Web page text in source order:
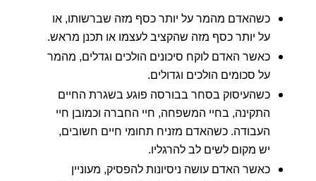
כשהאדם מהמר על יותר כסף מזה שברשותו, או
על יותר כסף מזה שהקציב לעצמו או תכנן מראש.
כאשר האדם לוקח סיכונים הולכים וגדלים, מהמר
על סכומים הולכים וגדולים.
כשהעיסוק בסחר בבורסה פוגע בשגרת החיים
התקינה, בחיי המשפחה, חיי החברה וכמובן חיי
העבודה. כשהאדם מזניח תחומי חיים חשובים,
יש מקום לשים לב להרגליו.
כאשר האדם עושה ניסיונות להפסיק, מעוניין